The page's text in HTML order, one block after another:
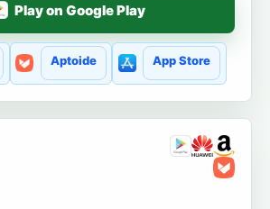
Play on Google Play
Aptoide App Store